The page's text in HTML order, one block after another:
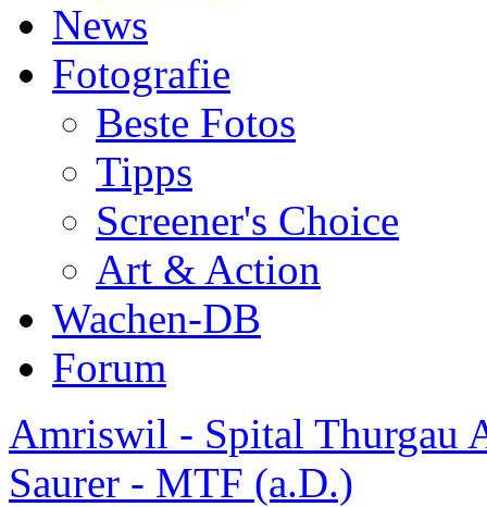
News
Fotografie
Beste Fotos
Tipps
Screener's Choice
Art & Action
Wachen-DB
Forum
Amriswil - Spital Thurgau
Saurer - MTF (a.D.)